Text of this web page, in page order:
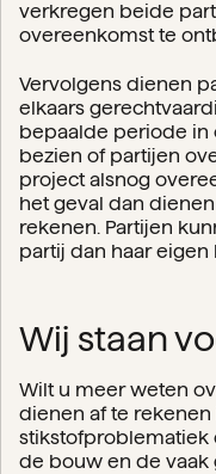
verkregen beide
overeenkomst te
Vervolgens dienen
elkaars
bepaalde periode in
bezien of partijen
project alsnog
het geval dan
rekenen. Partijen
partij dan haar eigen
Wij staan
Wilt u meer weten
dienen af te rekenen
stikstofproblematiek
de bouw en de